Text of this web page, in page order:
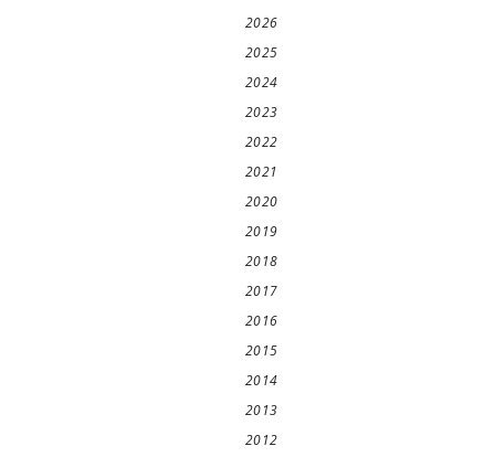
2026
2025
2024
2023
2022
2021
2020
2019
2018
2017
2016
2015
2014
2013
2012